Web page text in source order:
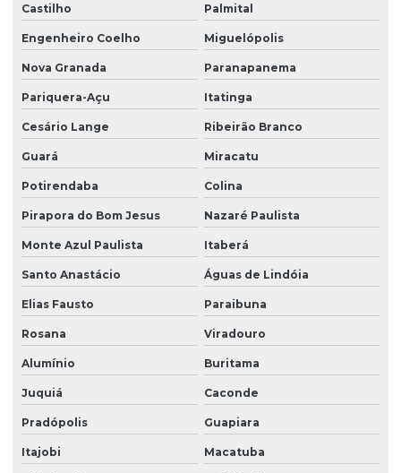
Castilho Palmital
Engenheiro Coelho Miguelópolis
Nova Granada Paranapanema
Pariquera-Açu Itatinga
Cesário Lange Ribeirão Branco
Guará Miracatu
Potirendaba Colina
Pirapora do Bom Jesus Nazaré Paulista
Monte Azul Paulista Itaberá
Santo Anastácio Águas de Lindóia
Elias Fausto Paraibuna
Rosana Viradouro
Alumínio Buritama
Juquiá Caconde
Pradópolis Guapiara
Itajobi Macatuba